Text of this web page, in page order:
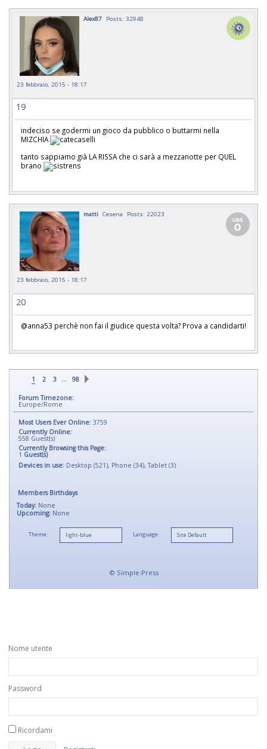
Alex87 Posts: 32948
23 febbraio, 2015 - 18:17
19
indeciso se godermi un gioco da pubblico o buttarmi nella
MIZCHIA
tanto sappiamo già LA RISSA che ci sarà a mezzanotte per QUEL
brano
matti Cesena Posts: 22023
23 febbraio, 2015 - 18:17
20
@anna53 perchè non fai il giudice questa volta? Prova a candidarti!
1 2 3 … 98
Forum Timezone:
Europe/Rome
Most Users Ever Online: 3759
Currently Online:
558 Guest(s)
Currently Browsing this Page:
1 Guest(s)
Devices in use: Desktop (521), Phone (34), Tablet (3)
Members Birthdays
Today: None
Upcoming: None
Theme: Language:
© Simple:Press
Nome utente
Password
Ricordami